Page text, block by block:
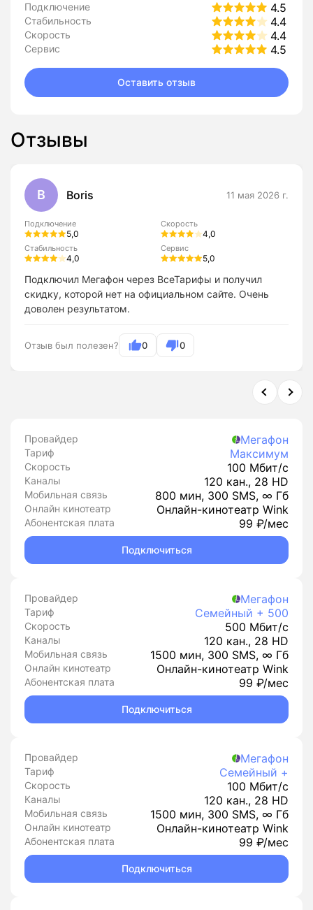
Подключение 4.5
Стабильность 4.4
Скорость 4.4
Сервис 4.5
Оставить отзыв
Отзывы
B Boris 11 мая 2026 г.
Подключение
5,0
Скорость
4,0
Стабильность
4,0
Сервис
5,0
Подключил Мегафон через ВсеТарифы и получил
скидку, которой нет на официальном сайте. Очень
доволен результатом.
Отзыв был полезен? 0 0
Провайдер Мегафон
Тариф Максимум
Скорость 100 Мбит/с
Каналы 120 кан., 28 HD
Мобильная связь 800 мин, 300 SMS, ∞ Гб
Онлайн кинотеатр Онлайн-кинотеатр Wink
Абонентская плата 99 ₽/мес
Подключиться
Провайдер Мегафон
Тариф Семейный + 500
Скорость 500 Мбит/с
Каналы 120 кан., 28 HD
Мобильная связь 1500 мин, 300 SMS, ∞ Гб
Онлайн кинотеатр Онлайн-кинотеатр Wink
Абонентская плата 99 ₽/мес
Подключиться
Провайдер Мегафон
Тариф Семейный +
Скорость 100 Мбит/с
Каналы 120 кан., 28 HD
Мобильная связь 1500 мин, 300 SMS, ∞ Гб
Онлайн кинотеатр Онлайн-кинотеатр Wink
Абонентская плата 99 ₽/мес
Подключиться